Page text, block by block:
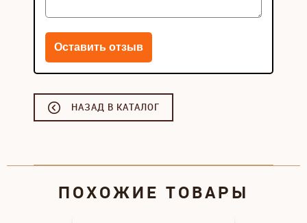
НАЗАД В КАТАЛОГ
ПОХОЖИЕ ТОВАРЫ